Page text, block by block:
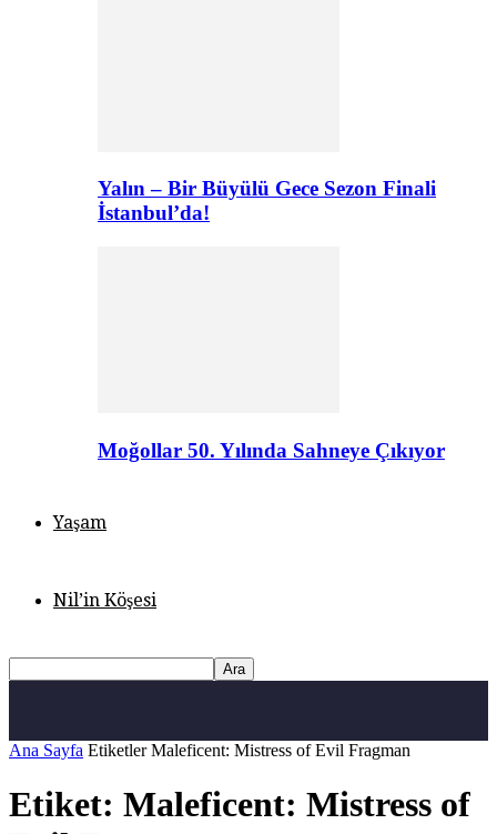
Yalın – Bir Büyülü Gece Sezon Finali
İstanbul’da!
Moğollar 50. Yılında Sahneye Çıkıyor
Yaşam
Nil’in Köşesi
Ana Sayfa Etiketler Maleficent: Mistress of Evil Fragman
Etiket: Maleficent: Mistress of